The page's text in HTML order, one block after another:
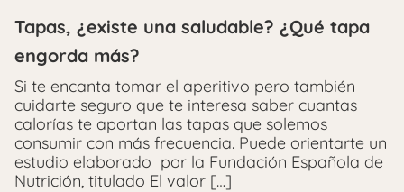
Tapas, ¿existe una saludable? ¿Qué tapa
engorda más?
Si te encanta tomar el aperitivo pero también
cuidarte seguro que te interesa saber cuantas
calorías te aportan las tapas que solemos
consumir con más frecuencia. Puede orientarte un
estudio elaborado por la Fundación Española de
Nutrición, titulado El valor […]